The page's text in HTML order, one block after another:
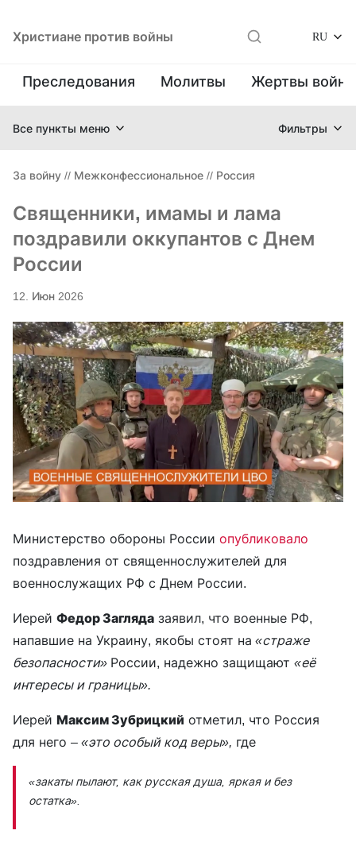
Христиане против войны RU
Преследования Молитвы Жертвы
Все пункты меню Фильтры
За войну // Межконфессиональное // Россия
Священники, имамы и лама
поздравили оккупантов с Днем
России
12. Июн 2026
Министерство обороны России опубликовало
поздравления от священнослужителей для
военнослужащих РФ с Днем России.
Иерей Федор Загляда заявил, что военные РФ,
напавшие на Украину, якобы стоят на «страже
безопасности» России, надежно защищают «её
интересы и границы».
Иерей Максим Зубрицкий отметил, что Россия
для него – «это особый код веры», где
«закаты пылают, как русская душа, яркая и без
остатка».